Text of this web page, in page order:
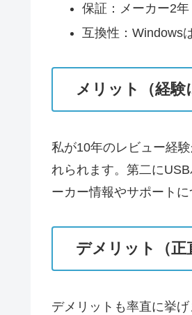
保証：メーカー2
互換性：Windows
メリット（経験
私が10年のレビュー経
れられます。第二に
ーカー情報やサポート
デメリット（正
デメリットも率直に挙